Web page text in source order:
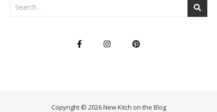
Copyright © 2026 New Kitch on the Blog